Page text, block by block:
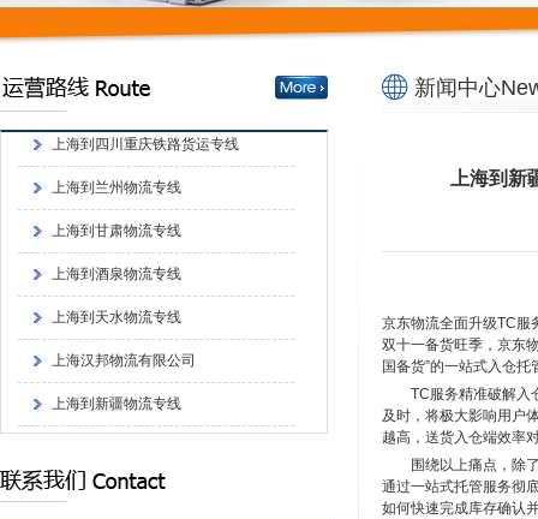
上海到四川重庆铁路货运专线
上海到兰州物流专线
上海到甘肃物流专线
上海到酒泉物流专线
上海到天水物流专线
上海汉邦物流有限公司
上海到新疆物流专线
上海发货到西藏阿里物流公司
上海到兰州物流专线
新闻中心
上海到
京东物流全面升级TC服
双十一备货旺季，京东
国备货”的一站式入仓
TC服务精准破解入
及时，将极大影响用户
越高，送货入仓端效率
围绕以上痛点，除
通过一站式托管服务彻
如何快速完成库存确认